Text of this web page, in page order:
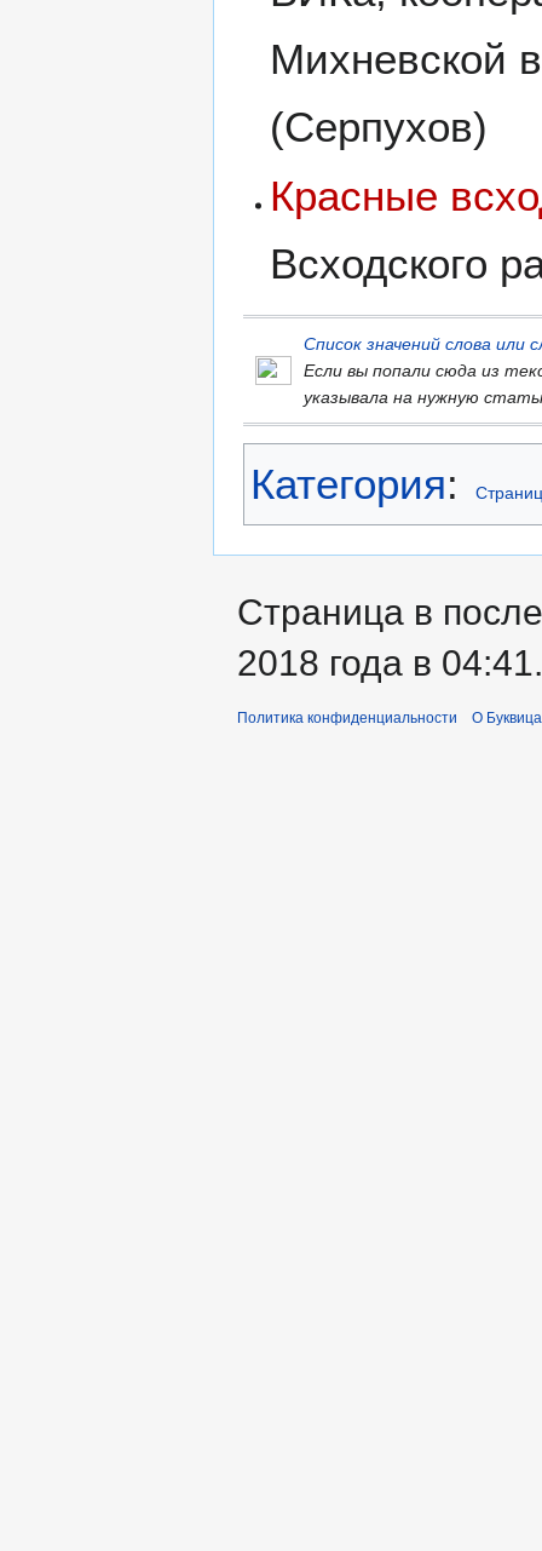
Михневской
(Серпухов)
Красные
Всходского
Список значений слова
Если вы попали сюда из
указывала на нужную
Категория:
Страница в
2018 года в 04:41.
Политика конфиденциальности О Буквица